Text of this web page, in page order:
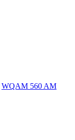
WQAM 560 AM